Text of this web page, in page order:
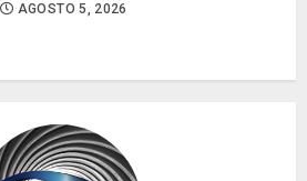
AGOSTO 5, 2026